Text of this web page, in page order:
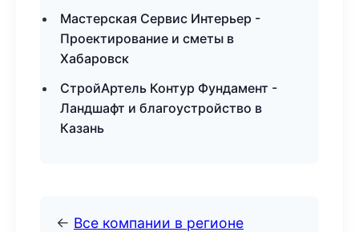
Мастерская Сервис Интерьер -
Проектирование и сметы в
Хабаровск
СтройАртель Контур Фундамент -
Ландшафт и благоустройство в
Казань
← Все компании в регионе